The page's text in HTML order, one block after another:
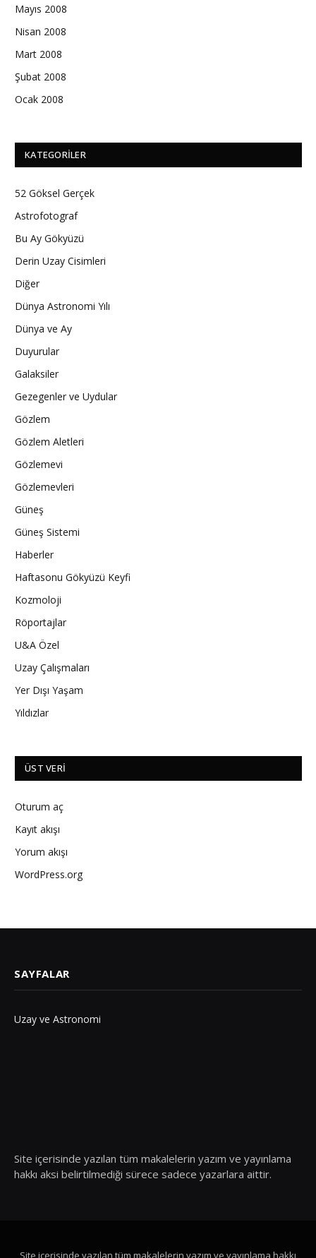
Mayıs 2008
Nisan 2008
Mart 2008
Şubat 2008
Ocak 2008
KATEGORILER
52 Göksel Gerçek
Astrofotograf
Bu Ay Gökyüzü
Derin Uzay Cisimleri
Diğer
Dünya Astronomi Yılı
Dünya ve Ay
Duyurular
Galaksiler
Gezegenler ve Uydular
Gözlem
Gözlem Aletleri
Gözlemevi
Gözlemevleri
Güneş
Güneş Sistemi
Haberler
Haftasonu Gökyüzü Keyfi
Kozmoloji
Röportajlar
U&A Özel
Uzay Çalışmaları
Yer Dışı Yaşam
Yıldızlar
ÜST VERI
Oturum aç
Kayıt akışı
Yorum akışı
WordPress.org
SAYFALAR
Uzay ve Astronomi
Site içerisinde yazılan tüm makalelerin yazım ve yayınlama
hakkı aksi belirtilmediği sürece sadece yazarlara aittir.
Site içerisinde yazılan tüm makalelerin yazım ve yayınlama hakkı